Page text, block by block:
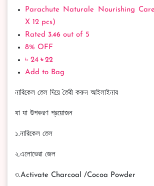
Parachute Naturale Nourishing
X 12 pcs)
Rated 3.46 out of 5
8% OFF
৳ 24 ৳ 22
Add to Bag
নারিকেল তেল দিয়ে তৈরী করুন আইলাইনার
যা যা উপকরণ প্রয়োজন
১.নারিকেল তেল
২.এলোভেরা জেল
৩.Activate Charcoal /Cocoa Powder